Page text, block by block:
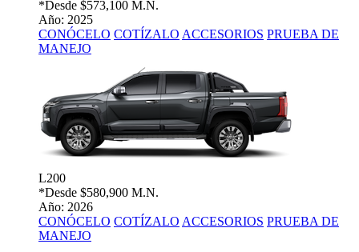
*Desde $573,100 M.N.
Año: 2025
CONÓCELO COTÍZALO ACCESORIOS PRUEBA DE
MANEJO
L200
*Desde $580,900 M.N.
Año: 2026
CONÓCELO COTÍZALO ACCESORIOS PRUEBA DE
MANEJO